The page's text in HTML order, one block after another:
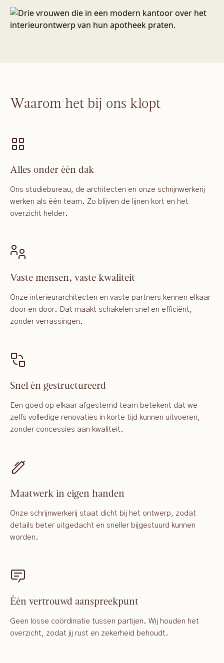
Waarom het bij ons klopt
Alles onder één dak
Ons studiebureau, de architecten en onze schrijnwerkerij
werken als één team. Zo blijven de lijnen kort en het
overzicht helder.
Vaste mensen, vaste kwaliteit
Onze interieurarchitecten en vaste partners kennen elkaar
door en door. Dat maakt schakelen snel en efficiënt,
zonder verrassingen.
Snel én gestructureerd
Een goed op elkaar afgestemd team betekent dat we
zelfs volledige renovaties in korte tijd kunnen uitvoeren,
zonder concessies aan kwaliteit.
Maatwerk in eigen handen
Onze schrijnwerkerij staat dicht bij het ontwerp, zodat
details beter uitgedacht en sneller bijgestuurd kunnen
worden.
Één vertrouwd aanspreekpunt
Geen losse coördinatie tussen partijen. Wij houden het
overzicht, zodat jij rust en zekerheid behoudt.